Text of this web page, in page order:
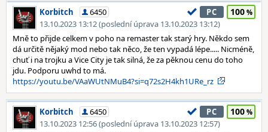
Korbitch
6450
13.10.2023 13:12 (poslední úprava 13.10.2023 13:12)
PC 100
Mně to přijde celkem v poho na remaster tak starý hry. Někdo sem
dá určitě nějaký mod nebo tak něco, že ten vypadá lépe..... Nicméně,
chuť i na trojku a Vice City je tak silná, že za pěknou cenu do toho
jdu. Podporu uwhd to má.
https://youtu.be/VAaWUtNMuB4?si=q72s2H4kh1URe_rz
Korbitch
6450
13.10.2023 12:56 (poslední úprava 13.10.2023 12:57)
PC 100